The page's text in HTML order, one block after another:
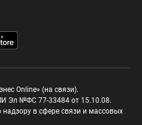
Online» (на связи).
Эл №ФС 77-33484 от 15.10.08.
в сфере связи и массовых